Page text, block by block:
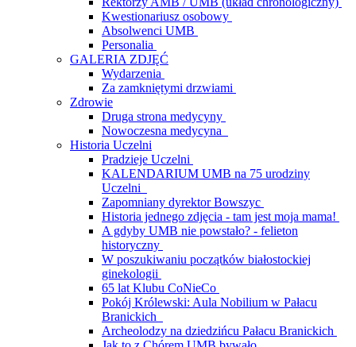
Kwestionariusz osobowy
Absolwenci UMB
Personalia
GALERIA ZDJĘĆ
Wydarzenia
Za zamkniętymi drzwiami
Zdrowie
Druga strona medycyny
Nowoczesna medycyna
Historia Uczelni
Pradzieje Uczelni
KALENDARIUM UMB na 75 urodziny
Uczelni
Zapomniany dyrektor Bowszyc
Historia jednego zdjęcia - tam jest moja mama!
A gdyby UMB nie powstało? - felieton
historyczny
W poszukiwaniu początków białostockiej
ginekologii
65 lat Klubu CoNieCo
Pokój Królewski: Aula Nobilium w Pałacu
Branickich
Archeolodzy na dziedzińcu Pałacu Branickich